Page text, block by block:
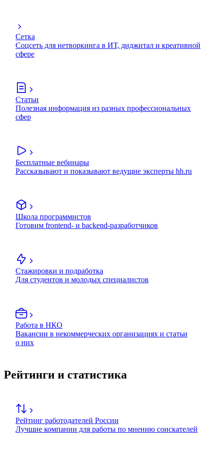
Сетка
Соцсеть для нетворкинга в ИТ, диджитал и креативной
сфере
Статьи
Полезная информация из разных профессиональных
сфер
Бесплатные вебинары
Рассказывают и показывают ведущие эксперты hh.ru
Школа программистов
Готовим frontend- и backend-разработчиков
Стажировки и подработка
Для студентов и молодых специалистов
Работа в НКО
Вакансии в некоммерческих организациях и статьи
о них
Рейтинги и статистика
Рейтинг работодателей России
Лучшие компании для работы по мнению соискателей